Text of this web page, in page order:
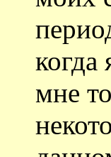
когда
мне